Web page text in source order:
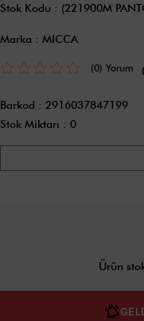
Stok Kodu (221900M
Marka : MICCA
(0)
Barkod : 2916037847199
Stok Miktarı : 0
Ürün